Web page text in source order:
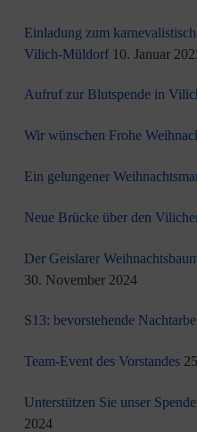
Einladung zum
Vilich-Müldorf 10. Januar
Aufruf zur Blutspende in
Wir wünschen Frohe
Ein gelungener
Neue Brücke über den
Der Geislarer
30. November 2024
S13: bevorstehende
Team-Event des Vorstandes
Unterstützen Sie unser
2024